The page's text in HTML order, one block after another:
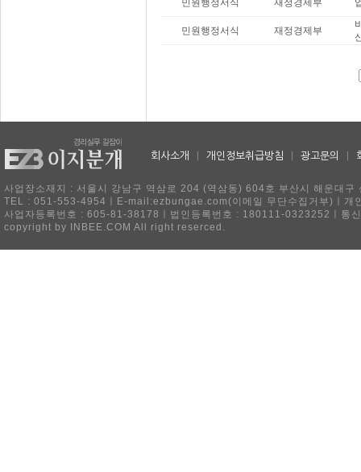
민원행정서식 재정경제부
민원행정서식 재정경제부
회사소개 개인정보취급방침 광고문의
사업장소재지 : 서울시 강남구 역삼로 204 (역삼동) 604호 부산시 해운대
TEL : 051-553-4954ㅣE-mail:ezbungae.com(이메일 무단수집거부)ㅣ개
사업자등록번호 : 605-81-38178ㅣ법인등록번호 : 180111-0323252ㅣ통
copyright by INBEE.COM All right reserced.